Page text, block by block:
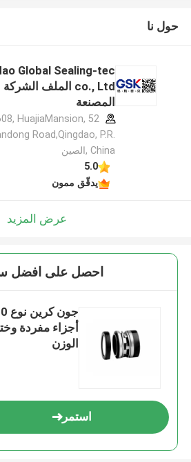
حول نا
Global Sealing-tec
co., Ltd الملف الشركة
المصنعة
HuajiaMansion, 52
Road,Qingdao, P.R.
China ,الصين
5.0
يدقّق ممون
عرض المزيد
احصل على افضل
أجزاء مفردة
الوزن
استمر